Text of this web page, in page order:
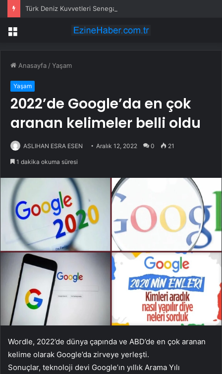
Türk Deniz Kuvvetleri Senegal’de Görevde
Menü
Anasayfa /Yaşam
Yaşam
2022’de Google’da en çok
aranan kelimeler belli oldu
ASLIHAN ESRA ESEN Aralık 12, 2022 0 21
1 dakika okuma süresi
Wordle, 2022’de dünya çapında ve ABD’de en çok aranan
kelime olarak Google’da zirveye yerleşti.
Sonuçlar, teknoloji devi Google’ın yıllık Arama Yılı